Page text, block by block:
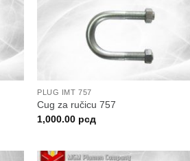
PLUG IMT 757
Cug za ručicu 757
1,000.00 рсд